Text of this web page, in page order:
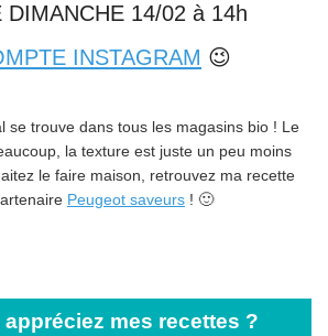
DIMANCHE 14/02 à 14h
INSTAGRAM 😉
se trouve dans tous les magasins bio ! Le
la texture est juste un peu moins
le faire maison, retrouvez ma recette
Peugeot saveurs ! 🙂
appréciez mes recettes ?